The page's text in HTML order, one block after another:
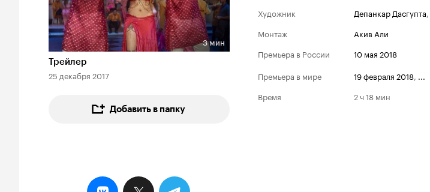
Длительность 3 мин
3 мин
Трейлер
25 декабря 2017
Добавить в папку
Художник
Депанкар Дасгупта,
Монтаж
Акив Али
Премьера в России
10 мая 2018
Премьера в мире
19 февраля 2018
Время
2 ч 18 мин